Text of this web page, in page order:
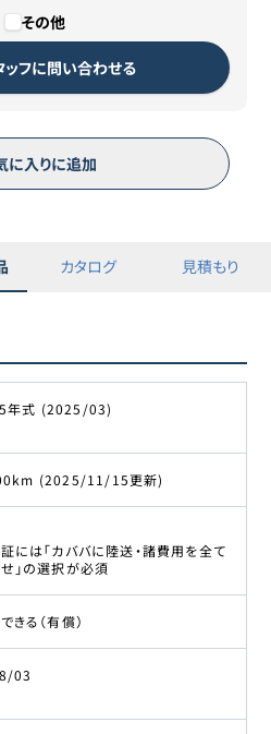
その他
ッフに問い合わせる
に入りに追加
カタログ 見積もり
年式 (2025/03)
(2025/11/15更新)
には「カババに陸送・諸費用を全て
」の選択が必須
きる（有償）
03